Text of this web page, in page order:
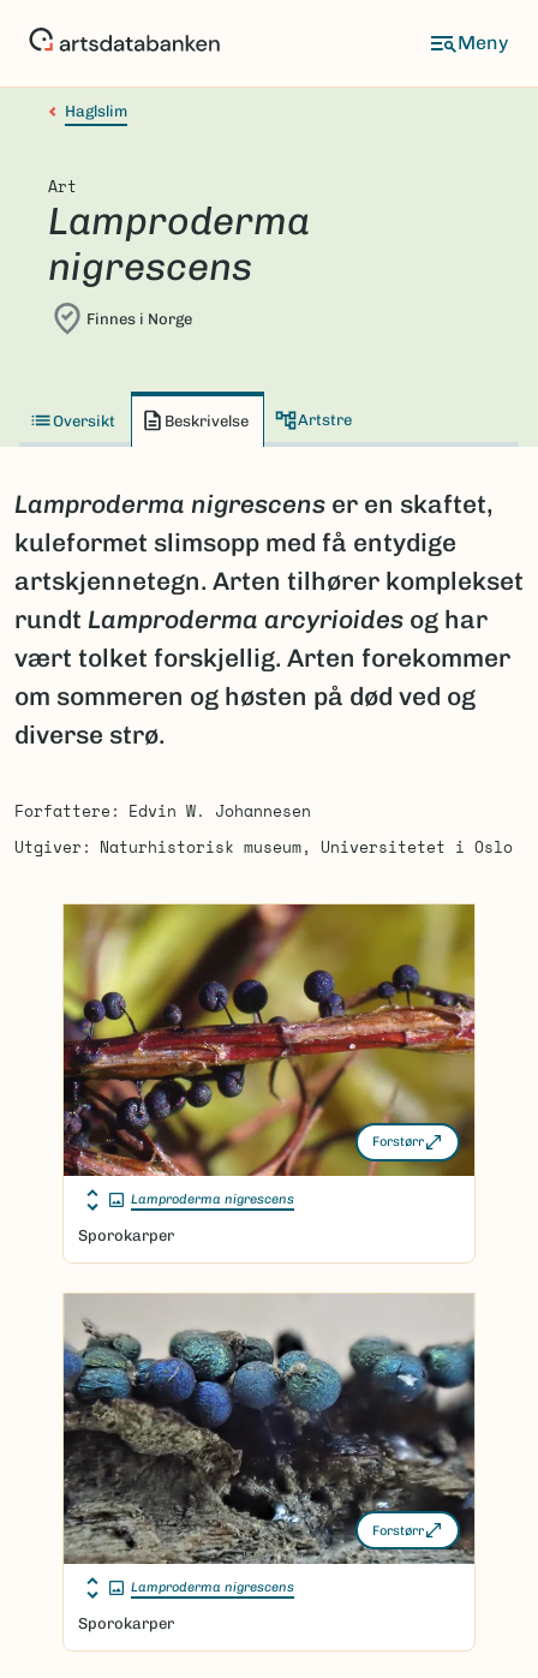
Haglslim
Art
Lamproderma
nigrescens
Finnes i Norge
Oversikt Beskrivelse Artstre
Lamproderma nigrescens er en skaftet,
kuleformet slimsopp med få entydige
artskjennetegn. Arten tilhører komplekset
rundt Lamproderma arcyrioides og har
vært tolket forskjellig. Arten forekommer
om sommeren og høsten på død ved og
diverse strø.
Forfattere
Edvin W. Johannesen
Utgiver
Naturhistorisk museum, Universitetet i Oslo
Forstørr
Lamproderma nigrescens
Sporokarper
Forstørr
Lamproderma nigrescens
Sporokarper